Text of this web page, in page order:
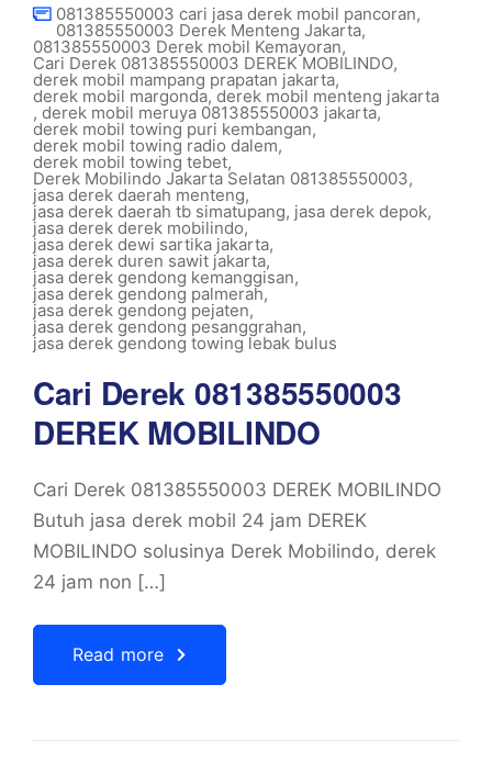
081385550003 cari jasa derek mobil pancoran,
081385550003 Derek Menteng Jakarta,
081385550003 Derek mobil Kemayoran,
Cari Derek 081385550003 DEREK MOBILINDO,
derek mobil mampang prapatan jakarta,
derek mobil margonda,derek mobil menteng jakarta
, derek mobil meruya 081385550003 jakarta,
derek mobil towing puri kembangan,
derek mobil towing radio dalem,
derek mobil towing tebet,
Derek Mobilindo Jakarta Selatan 081385550003,
jasa derek daerah menteng,
jasa derek daerah tb simatupang, jasa derek depok,
jasa derek derek mobilindo,
jasa derek dewi sartika jakarta,
jasa derek duren sawit jakarta,
jasa derek gendong kemanggisan,
jasa derek gendong palmerah,
jasa derek gendong pejaten,
jasa derek gendong pesanggrahan,
jasa derek gendong towing lebak bulus
Cari Derek 081385550003
DEREK MOBILINDO
Cari Derek 081385550003 DEREK MOBILINDO
Butuh jasa derek mobil 24 jam DEREK
MOBILINDO solusinya Derek Mobilindo, derek
24 jam non […]
Read more